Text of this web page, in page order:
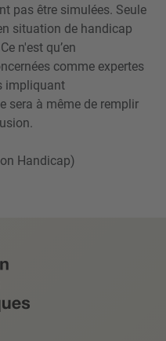
pas être simulées. Seule
situation de handicap
n'est qu’en
comme expertes
impliquant
sera à même de remplir
Handicap)